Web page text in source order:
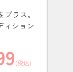
ラス。
ィション
(税込)